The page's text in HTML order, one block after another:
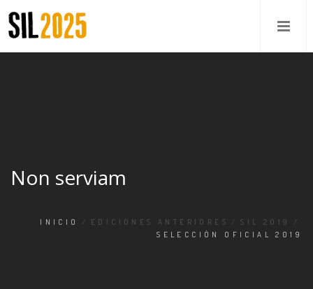
Non serviam
INICIO / EDICIONES ANTERIORES / SIL 2019
/
SELECCIÓN OFICIAL 2019